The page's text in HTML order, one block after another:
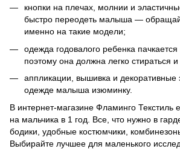
кнопки на плечах, молнии и
быстро переодеть малыша —
именно на такие модели;
одежда годовалого ребенка
поэтому она должна легко стираться
аппликации, вышивка и
одежде малыша изюминку.
В интернет-магазине Фламинго Текстиль
на мальчика в 1 год. Все, что нужно в
бодики, удобные костюмчики,
Выбирайте лучшее для маленького